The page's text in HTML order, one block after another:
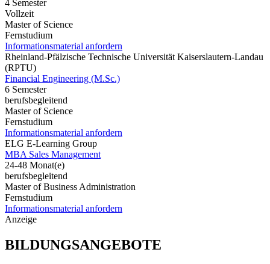
4 Semester
Vollzeit
Master of Science
Fernstudium
Informationsmaterial anfordern
Rheinland-Pfälzische Technische Universität Kaiserslautern-Landau
(RPTU)
Financial Engineering (M.Sc.)
6 Semester
berufsbegleitend
Master of Science
Fernstudium
Informationsmaterial anfordern
ELG E-Learning Group
MBA Sales Management
24-48 Monat(e)
berufsbegleitend
Master of Business Administration
Fernstudium
Informationsmaterial anfordern
Anzeige
BILDUNGSANGEBOTE